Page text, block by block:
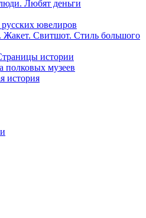
Любят деньги
ювелиров
Свитшот. Стиль большого
истории
полковых музеев
история